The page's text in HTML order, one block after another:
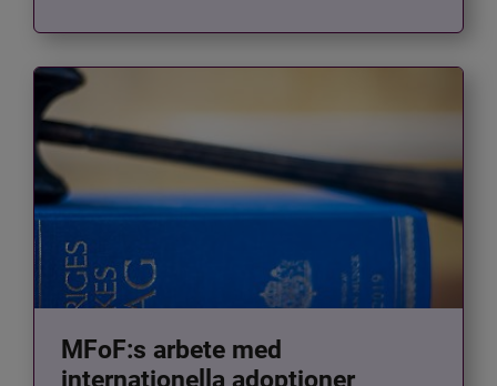
MFoF:s arbete med